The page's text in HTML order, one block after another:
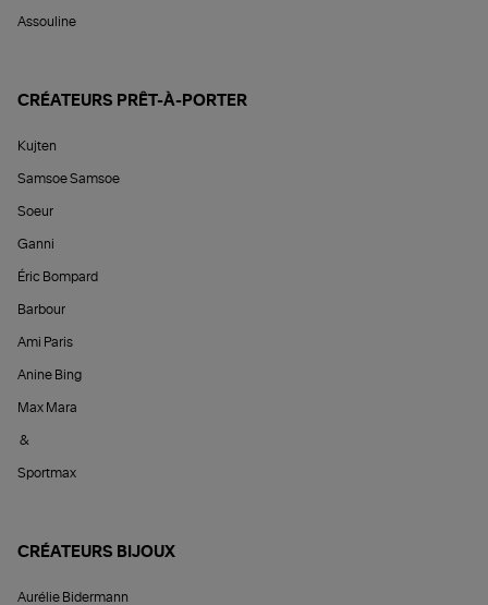
Assouline
CRÉATEURS PRÊT-À-PORTER
Kujten
Samsoe Samsoe
Soeur
Ganni
Éric Bompard
Barbour
Ami Paris
Anine Bing
Max Mara
&
Sportmax
CRÉATEURS BIJOUX
Aurélie Bidermann